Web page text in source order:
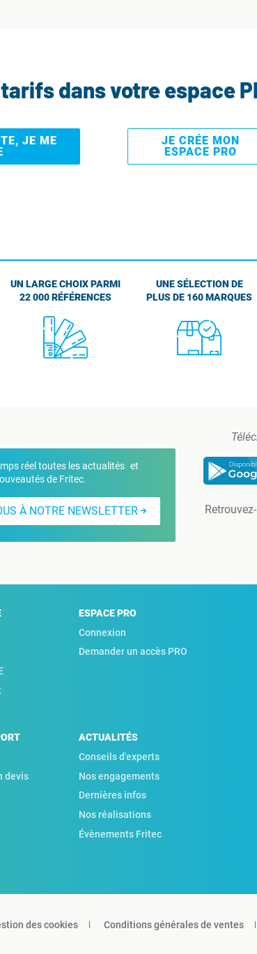
dans votre espace
JE ME
JE CRÉE MON
ESPACE PRO
UN LARGE CHOIX PARMI
22 000 RÉFÉRENCES
UNE SÉLECTION DE
PLUS DE 160 MARQUES
réel toutes les actualités et
de Fritec.
À NOTRE NEWSLETTER
ESPACE PRO
Connexion
Demander un accès PRO
devis
ACTUALITÉS
Conseils d'experts
Nos engagements
Dernières infos
Nos réalisations
Évènements Fritec
des cookies Conditions générales de ventes